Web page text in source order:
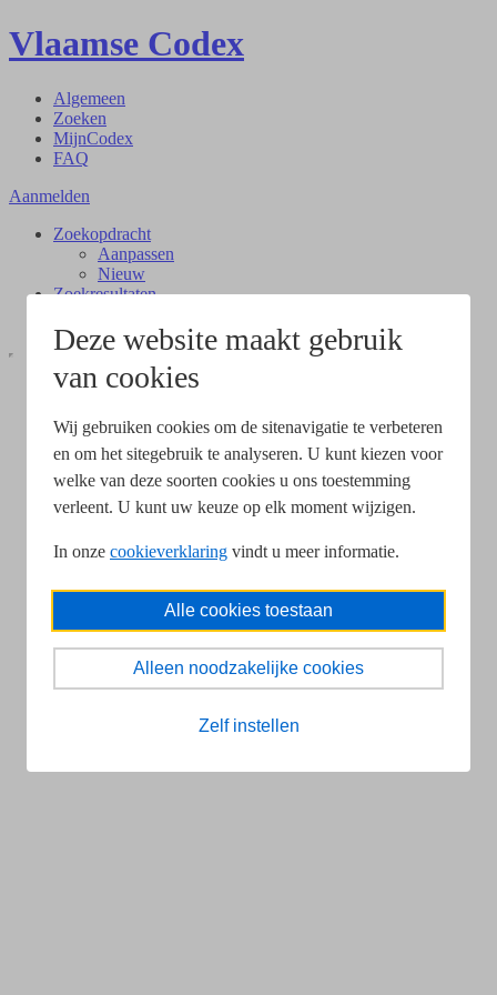
Deze website maakt gebruik
van cookies
Wij gebruiken cookies om de sitenavigatie te verbeteren
en om het sitegebruik te analyseren. U kunt kiezen voor
welke van deze soorten cookies u ons toestemming
verleent. U kunt uw keuze op elk moment wijzigen.
In onze cookieverklaring vindt u meer informatie.
Alle cookies toestaan
Alleen noodzakelijke cookies
Zelf instellen
Vlaamse Codex
Algemeen
Zoeken
MijnCodex
FAQ
Aanmelden
Zoekopdracht
Aanpassen
Nieuw
Zoekresultaten